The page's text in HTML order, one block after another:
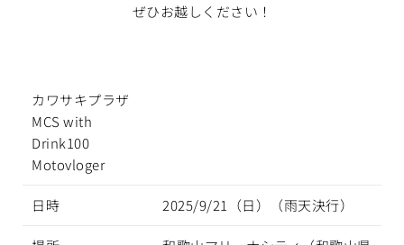
ぜひお越しください！
カワサキプラザ
MCS with
Drink100
Motovloger
日時 2025/9/21（日）（雨天決行）